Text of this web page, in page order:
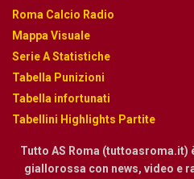
Roma Calcio Radio
Mappa Visuale
Serie A Statistiche
Tabella Punizioni
Tabella infortunati
Tabellini Highlights Partite
Tutto AS Roma (tuttoasroma.it)
giallorossa con news, video e